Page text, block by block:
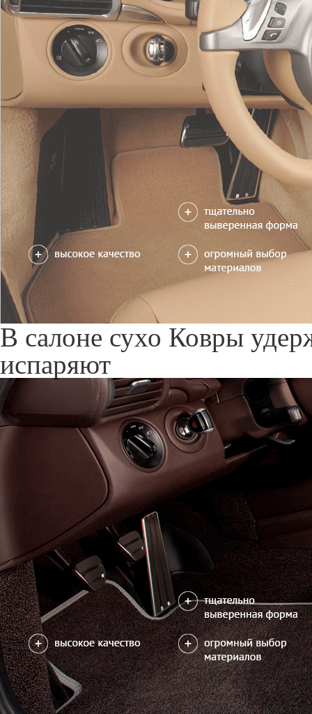
В салоне сухо Ковры
испаряют